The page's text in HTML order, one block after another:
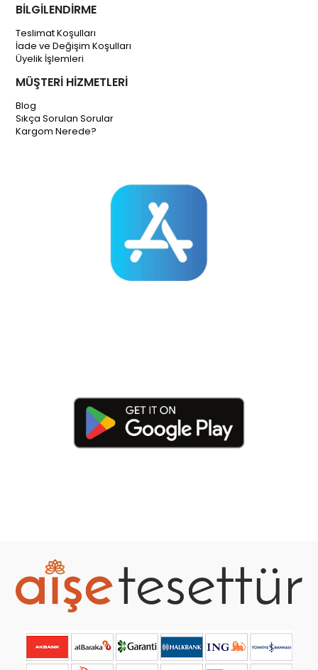
BİLGİLENDİRME
Teslimat Koşulları
İade ve Değişim Koşulları
Üyelik İşlemleri
MÜŞTERİ HİZMETLERİ
Blog
Sıkça Sorulan Sorular
Kargom Nerede?